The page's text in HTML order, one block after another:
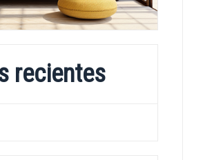
recientes